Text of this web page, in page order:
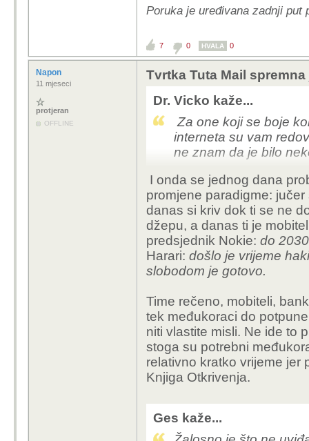
Poruka je uređivana zadnji put
7 0 HVALA 0
Napon
11 mjeseci
protjeran
OFFLINE
Tvrtka Tuta Mail
Dr. Vicko kaže...
Za one koji se boje
interneta su vam
ne znam da je bilo
I onda se jednog dana
promjene paradigme:
danas si kriv dok ti se ne
džepu, a danas ti je
predsjednik Nokie: do
Harari: došlo je vrijeme
slobodom je gotovo.
Time rečeno, mobiteli,
tek međukoraci do
niti vlastite misli. Ne ide to
stoga su potrebni
relativno kratko vrijeme jer
Knjiga Otkrivenja.
Ges kaže...